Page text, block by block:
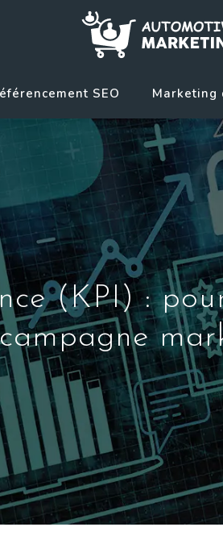
SEO Marketing
(KPI) :
campagne